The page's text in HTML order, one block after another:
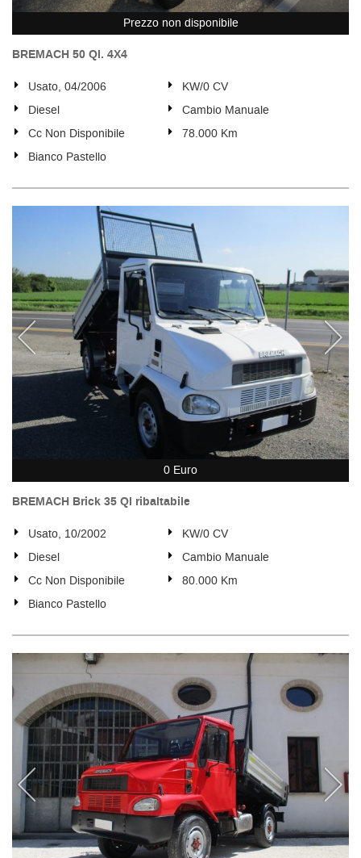
Prezzo non disponibile
BREMACH 50 Ql. 4X4
Usato, 04/2006
KW/0 CV
Diesel
Cambio Manuale
Cc Non Disponibile
78.000 Km
Bianco Pastello
0 Euro
BREMACH Brick 35 Ql ribaltabile
Usato, 10/2002
KW/0 CV
Diesel
Cambio Manuale
Cc Non Disponibile
80.000 Km
Bianco Pastello